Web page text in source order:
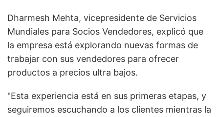
Dharmesh Mehta, vicepresidente de Servicios
Mundiales para Socios Vendedores, explicó que
la empresa está explorando nuevas formas de
trabajar con sus vendedores para ofrecer
productos a precios ultra bajos.
"Esta experiencia está en sus primeras etapas, y
seguiremos escuchando a los clientes mientras la